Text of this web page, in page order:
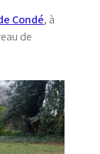
Condé, à
de